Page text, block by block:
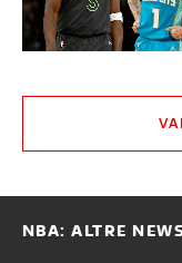
NBA: ALTRE